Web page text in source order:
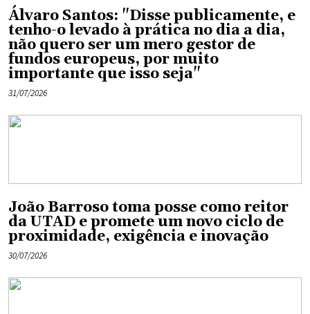
Álvaro Santos: "Disse publicamente, e
tenho-o levado à prática no dia a dia,
não quero ser um mero gestor de
fundos europeus, por muito
importante que isso seja"
31/07/2026
João Barroso toma posse como reitor
da UTAD e promete um novo ciclo de
proximidade, exigência e inovação
30/07/2026